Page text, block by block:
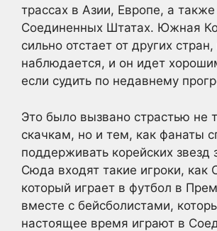
трассах в Азии, Европе, а также
Соединенных Штатах. Южная
сильно отстает от других
наблюдается, и он идет
если судить по недавнему
Это было вызвано страстью не
скачкам, но и тем, как фанаты
поддерживать корейских звезд
Сюда входят такие игроки,
который играет в футбол в
вместе с бейсболистами,
настоящее время играют в